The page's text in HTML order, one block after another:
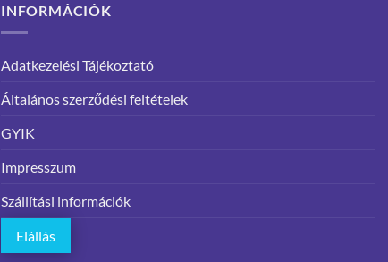
INFORMÁCIÓK
Adatkezelési Tájékoztató
Általános szerződési feltételek
GYIK
Impresszum
Szállítási információk
Elállás